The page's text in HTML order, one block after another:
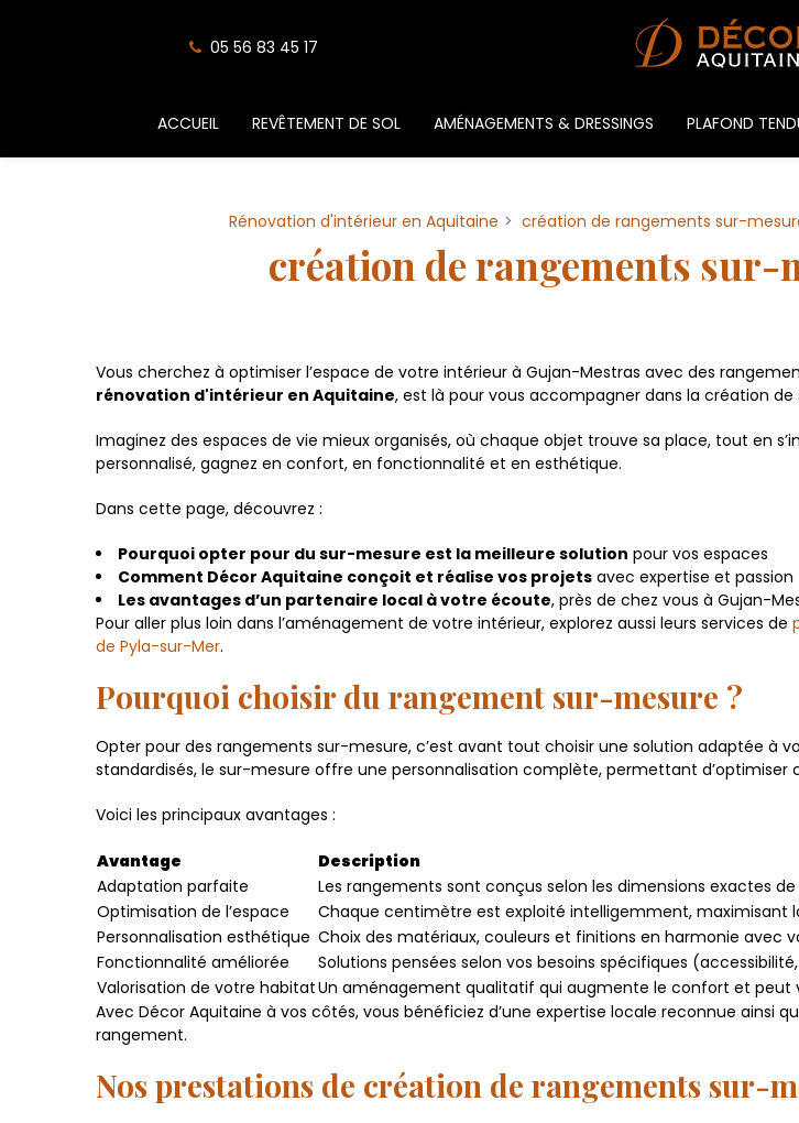
05 56 83 45 17
ACCUEIL REVÊTEMENT DE SOL AMÉNAGEMENTS & DRESSINGS PLAFOND
Rénovation d'intérieur en Aquitaine création de rangements sur-
création de rangements
Vous cherchez à optimiser l’espace de votre intérieur à Gujan-Mestras avec des
rénovation d'intérieur en Aquitaine, est là pour vous accompagner dans la création
Imaginez des espaces de vie mieux organisés, où chaque objet trouve sa place, tout en
personnalisé, gagnez en confort, en fonctionnalité et en esthétique.
Dans cette page, découvrez :
Pourquoi opter pour du sur-mesure est la meilleure solution pour vos espaces
Comment Décor Aquitaine conçoit et réalise vos projets avec expertise et passion
Les avantages d’un partenaire local à votre écoute, près de chez vous à Gujan-
Pour aller plus loin dans l’aménagement de votre intérieur, explorez aussi leurs services de
de Pyla-sur-Mer.
Pourquoi choisir du rangement sur-mesure ?
Opter pour des rangements sur-mesure, c’est avant tout choisir une solution adaptée à
standardisés, le sur-mesure offre une personnalisation complète, permettant d’optimiser
Voici les principaux avantages :
Avantage
Description
Adaptation parfaite
Les rangements sont conçus selon les dimensions exactes
Optimisation de l’espace
Chaque centimètre est exploité intelligemment, maximisant
Personnalisation esthétique Choix des matériaux, couleurs et finitions en harmonie avec
Fonctionnalité améliorée
Solutions pensées selon vos besoins spécifiques
Valorisation de votre habitatUn aménagement qualitatif qui augmente le confort et peut
Avec Décor Aquitaine à vos côtés, vous bénéficiez d’une expertise locale reconnue
rangement.
Nos prestations de création de rangements sur-